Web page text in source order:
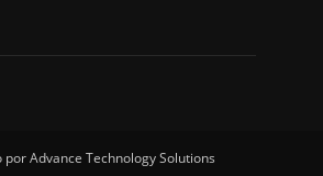
Advance Technology Solutions